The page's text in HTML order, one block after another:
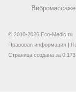
© 2010-2026 Eco-Medic.ru
Правовая информация |
Страница создана за